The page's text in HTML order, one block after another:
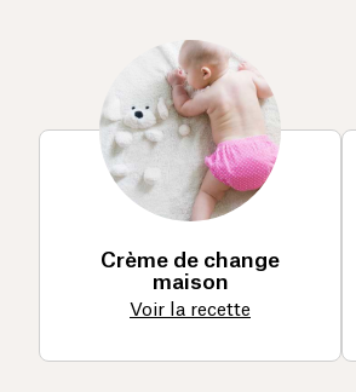
Crème de change
maison
Voir la recette